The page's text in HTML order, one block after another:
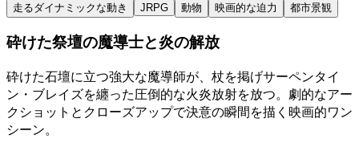
走るダイナミックな動き
JRPG 動物 映画的な迫力 都市景観
砕けた祭壇の魔導士と炎の解放
砕けた石壇に立つ強大な魔導師が、杖を掲げサーペンタイ
ン・ブレイズを纏った圧倒的な火炎放射を放つ。劇的なアー
クショットとクローズアップで決意の瞬間を描く映画的ワン
シーン。